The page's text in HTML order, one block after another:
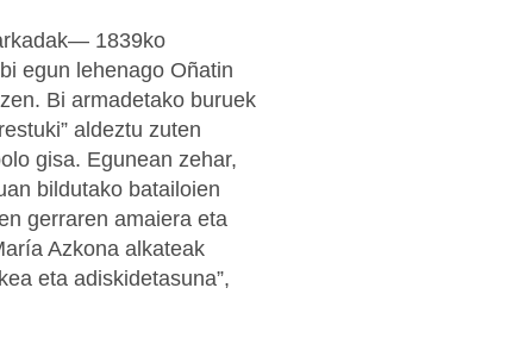
1839ko
egun lehenago Oñatin
Bi armadetako buruek
aldeztu zuten
gisa. Egunean zehar,
bildutako batailoien
gerraren amaiera eta
Azkona alkateak
eta adiskidetasuna”,